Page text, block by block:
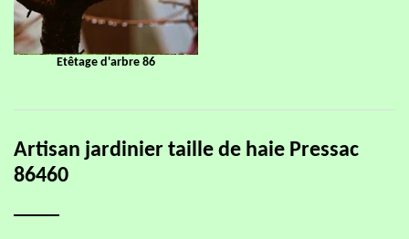
Etêtage d'arbre 86
Artisan jardinier taille de haie Pressac
86460